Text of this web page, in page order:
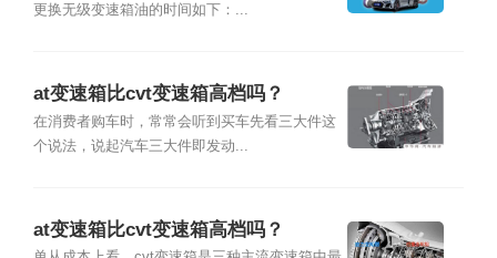
更换无级变速箱油的时间如下：...
at变速箱比cvt变速箱高档吗？
在消费者购车时，常常会听到买车先看三大件这
个说法，说起汽车三大件即发动...
at变速箱比cvt变速箱高档吗？